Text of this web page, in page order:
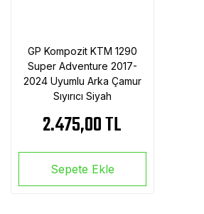
GP Kompozit KTM 1290
Super Adventure 2017-
2024 Uyumlu Arka Çamur
Sıyırıcı Siyah
2.475,00 TL
Sepete Ekle